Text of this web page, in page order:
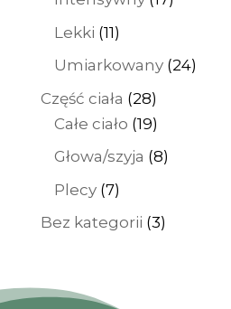
Lekki 1111
produktów
Umiarkowany 2424
Część ciała 2828
produktów
Całe ciało 1919
produktów
Głowa/szyja 88
Plecy 77
produktów
Bez kategorii 33